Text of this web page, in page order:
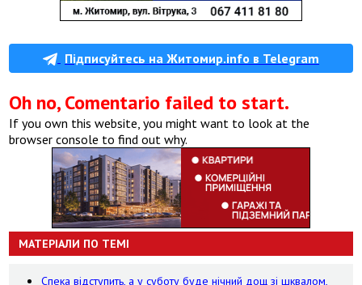
Підписуйтесь на Житомир.info в Telegram
Oh no, Comentario failed to start.
If you own this website, you might want to look at the
browser console to find out why.
МАТЕРІАЛИ ПО ТЕМІ
Спека відступить, а у суботу буде нічний дощ зі шквалом,